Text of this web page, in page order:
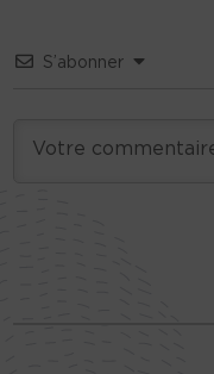
S’abonner